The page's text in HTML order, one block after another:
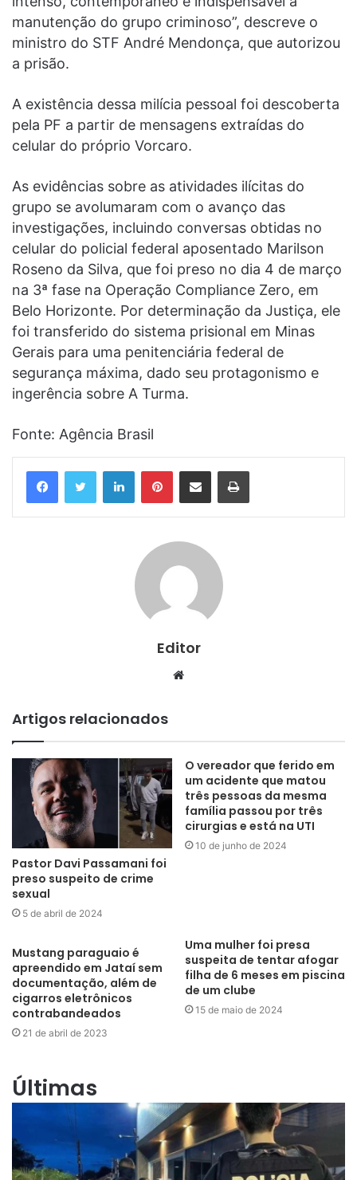
manutenção do grupo criminoso”, descreve o
ministro do STF André Mendonça, que autorizou
a prisão.
A existência dessa milícia pessoal foi descoberta
pela PF a partir de mensagens extraídas do
celular do próprio Vorcaro.
As evidências sobre as atividades ilícitas do
grupo se avolumaram com o avanço das
investigações, incluindo conversas obtidas no
celular do policial federal aposentado Marilson
Roseno da Silva, que foi preso no dia 4 de março
na 3ª fase na Operação Compliance Zero, em
Belo Horizonte. Por determinação da Justiça, ele
foi transferido do sistema prisional em Minas
Gerais para uma penitenciária federal de
segurança máxima, dado seu protagonismo e
ingerência sobre A Turma.
Fonte: Agência Brasil
LinkedinPinterestCompartilhar via e-mail Imprimir
Editor
Website
Artigos relacionados
Pastor Davi Passamani foi
preso suspeito de crime
sexual
5 de abril de 2024
O vereador que ferido em
um acidente que matou
três pessoas da mesma
família passou por três
cirurgias e está na UTI
10 de junho de 2024
Mustang paraguaio é
apreendido em Jataí sem
documentação, além de
cigarros eletrônicos
contrabandeados
21 de abril de 2023
Uma mulher foi presa
suspeita de tentar afogar
filha de 6 meses em piscina
de um clube
15 de maio de 2024
Últimas